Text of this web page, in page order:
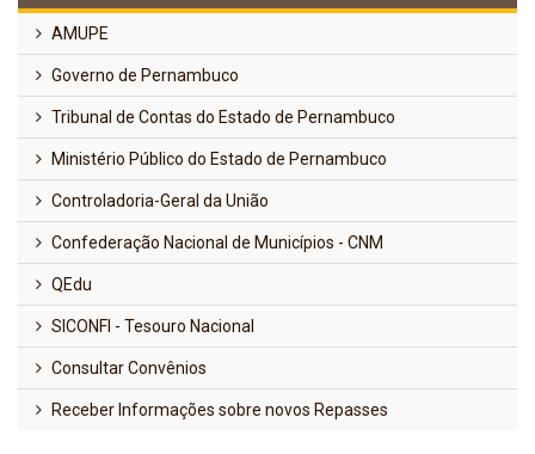
AMUPE
Governo de Pernambuco
Tribunal de Contas do Estado de Pernambuco
Ministério Público do Estado de Pernambuco
Controladoria-Geral da União
Confederação Nacional de Municípios - CNM
QEdu
SICONFI - Tesouro Nacional
Consultar Convênios
Receber Informações sobre novos Repasses